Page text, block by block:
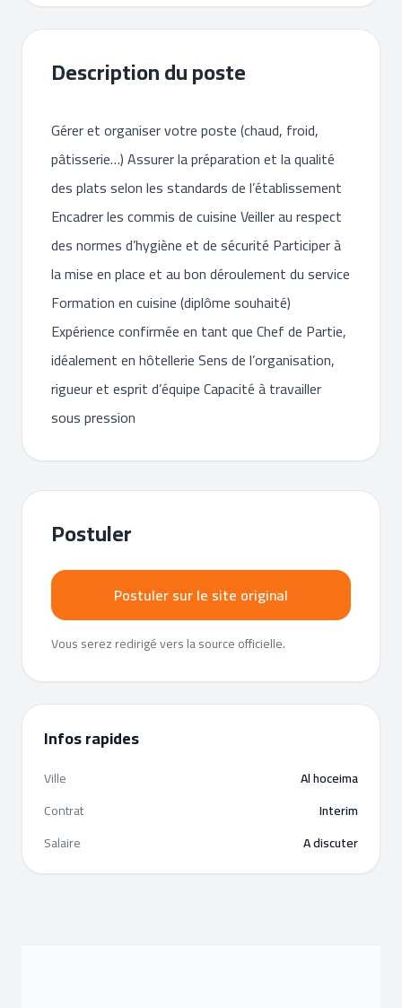
Description du poste
Gérer et organiser votre poste (chaud, froid,
pâtisserie…) Assurer la préparation et la qualité
des plats selon les standards de l’établissement
Encadrer les commis de cuisine Veiller au respect
des normes d’hygiène et de sécurité Participer à
la mise en place et au bon déroulement du service
Formation en cuisine (diplôme souhaité)
Expérience confirmée en tant que Chef de Partie,
idéalement en hôtellerie Sens de l’organisation,
rigueur et esprit d’équipe Capacité à travailler
sous pression
Postuler
Postuler sur le site original
Vous serez redirigé vers la source officielle.
Infos rapides
Ville
Al hoceima
Contrat
Interim
Salaire
A discuter